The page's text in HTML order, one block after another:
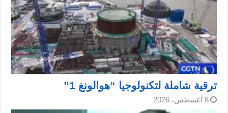
ترقية شاملة لتكنولوجيا “هوالونغ 1”
8 أغسطس، 2026